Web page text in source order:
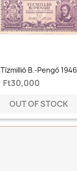
Tízmillió B.-Pengő 1946
Ft30,000
OUT OF STOCK